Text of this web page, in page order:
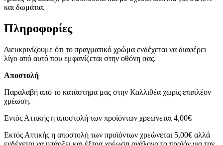
και δωμάτια.
Πληροφορίες
Διευκρινίζουμε ότι το πραγματικό χρώμα ενδέχεται να διαφέρει
λίγο από αυτό που εμφανίζεται στην οθόνη σας.
Αποστολή
Παραλαβή από το κατάστημα μας στην Καλλιθέα χωρίς επιπλέον
χρέωση.
Εντός Αττικής η αποστολή των προϊόντων χρεώνεται 4,00€
Εκτός Αττικής η αποστολή των προϊόντων χρεώνεται 5,00€ αλλά